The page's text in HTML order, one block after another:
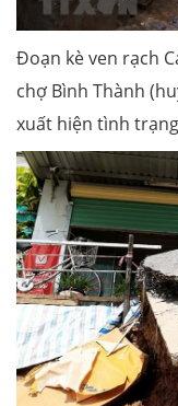
Đoạn kè ven rạch
chợ Bình Thành
xuất hiện tình